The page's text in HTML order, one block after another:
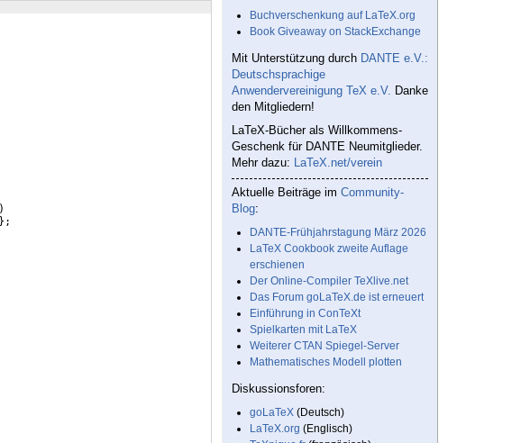
)
;
Buchverschenkung auf LaTeX.org
Book Giveaway on StackExchange
Mit Unterstützung durch DANTE e.V.:
Deutschsprachige
Anwendervereinigung TeX e.V. Danke
den Mitgliedern!
LaTeX-Bücher als Willkommens-
Geschenk für DANTE Neumitglieder.
Mehr dazu: LaTeX.net/verein
Aktuelle Beiträge im Community-
Blog:
DANTE-Frühjahrstagung März 2026
LaTeX Cookbook zweite Auflage
erschienen
Der Online-Compiler TeXlive.net
Das Forum goLaTeX.de ist erneuert
Einführung in ConTeXt
Spielkarten mit LaTeX
Weiterer CTAN Spiegel-Server
Mathematisches Modell plotten
Diskussionsforen:
goLaTeX (Deutsch)
LaTeX.org (Englisch)